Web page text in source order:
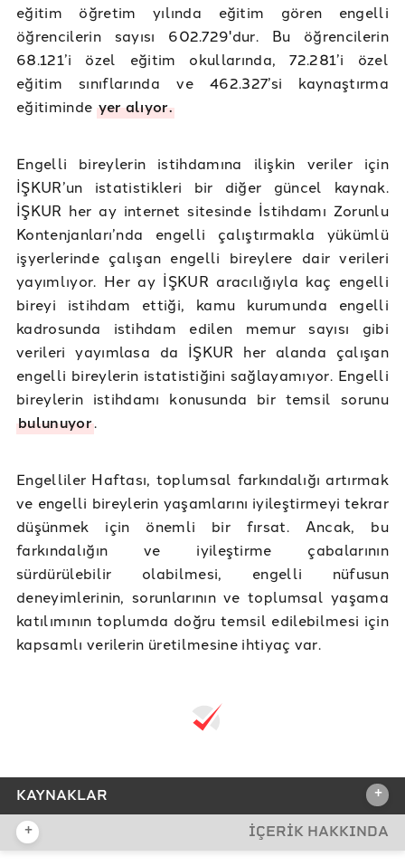
eğitim öğretim yılında eğitim gören engelli
öğrencilerin sayısı 602.729'dur. Bu öğrencilerin
68.121’i özel eğitim okullarında, 72.281’i özel
eğitim sınıflarında ve 462.327’si kaynaştırma
eğitiminde yer alıyor.
Engelli bireylerin istihdamına ilişkin veriler için
İŞKUR’un istatistikleri bir diğer güncel kaynak.
İŞKUR her ay internet sitesinde İstihdamı Zorunlu
Kontenjanları’nda engelli çalıştırmakla yükümlü
işyerlerinde çalışan engelli bireylere dair verileri
yayımlıyor. Her ay İŞKUR aracılığıyla kaç engelli
bireyi istihdam ettiği, kamu kurumunda engelli
kadrosunda istihdam edilen memur sayısı gibi
verileri yayımlasa da İŞKUR her alanda çalışan
engelli bireylerin istatistiğini sağlayamıyor. Engelli
bireylerin istihdamı konusunda bir temsil sorunu
bulunuyor.
Engelliler Haftası, toplumsal farkındalığı artırmak
ve engelli bireylerin yaşamlarını iyileştirmeyi tekrar
düşünmek için önemli bir fırsat. Ancak, bu
farkındalığın ve iyileştirme çabalarının
sürdürülebilir olabilmesi, engelli nüfusun
deneyimlerinin, sorunlarının ve toplumsal yaşama
katılımının toplumda doğru temsil edilebilmesi için
kapsamlı verilerin üretilmesine ihtiyaç var.
KAYNAKLAR +
REFERANSLAR
+ İÇERİK HAKKINDA